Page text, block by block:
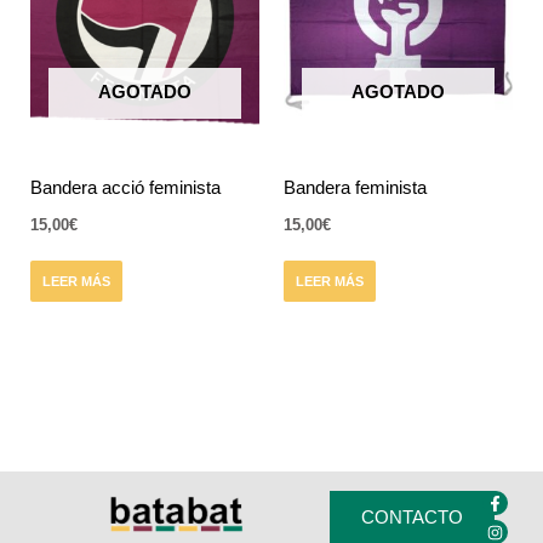
AGOTADO
Bandera acció feminista
15,00€
LEER MÁS
AGOTADO
Bandera feminista
15,00€
LEER MÁS
CONTACTO
F
a
c
I
n
s